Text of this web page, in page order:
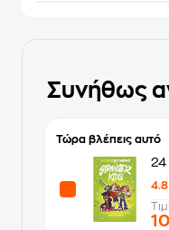
Συνήθως
Τώρα βλέπεις αυτό
24
4.8
10